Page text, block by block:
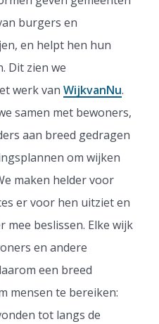
burgers en
en helpt hen hun
Dit zien we
werk van WijkvanNu.
samen met bewoners,
aan breed gedragen
om wijken
maken helder voor
er voor hen uitziet en
mee beslissen. Elke wijk
en andere
een breed
mensen te bereiken:
tot langs de